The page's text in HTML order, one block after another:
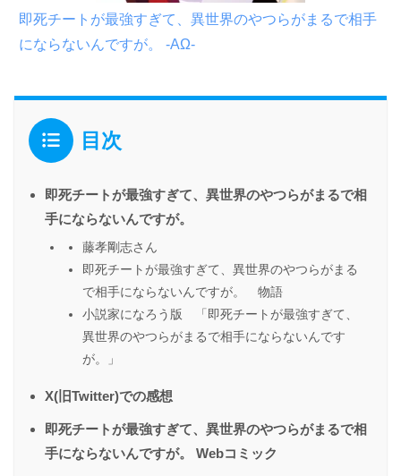
即死チートが最強すぎて、異世界のやつらがまるで相手
にならないんですが。 -ΑΩ-
目次
即死チートが最強すぎて、異世界のやつらがまるで相
手にならないんですが。
藤孝剛志さん
即死チートが最強すぎて、異世界のやつらがまる
で相手にならないんですが。 物語
小説家になろう版 「即死チートが最強すぎて、
異世界のやつらがまるで相手にならないんです
が。」
X(旧Twitter)での感想
即死チートが最強すぎて、異世界のやつらがまるで相
手にならないんですが。 Webコミック